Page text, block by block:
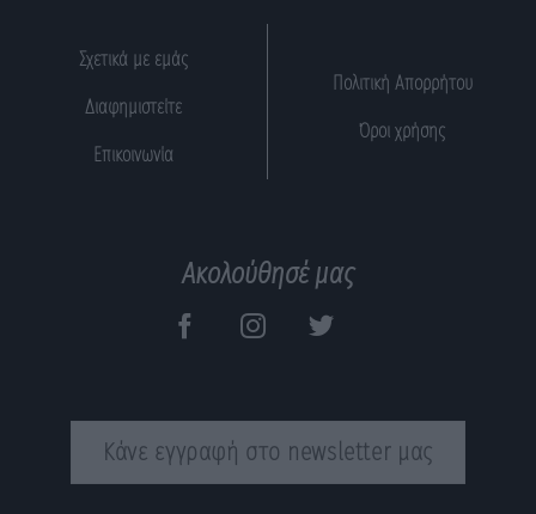
Σχετικά με εμάς
Διαφημιστείτε
Επικοινωνία
Πολιτική Απορρήτου
Όροι χρήσης
Ακολούθησέ μας
Κάνε εγγραφή στο newsletter μας